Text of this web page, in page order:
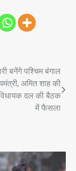
बनेंगे पश्चिम बंगाल
अमित शाह की
दल की बैठक
में फैसला